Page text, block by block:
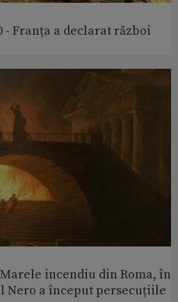
- Franța a declarat război
incendiu din Roma, în
Nero a început persecuțiile